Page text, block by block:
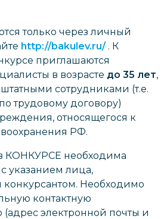
только через личный
http://bakulev.ru/. К
приглашаются
в возрасте до 35 лет,
сотрудниками (т.е.
трудовому договору)
относящегося к
РФ.
КОНКУРСЕ необходима
указанием лица,
Необходимо
контактную
электронной почты и